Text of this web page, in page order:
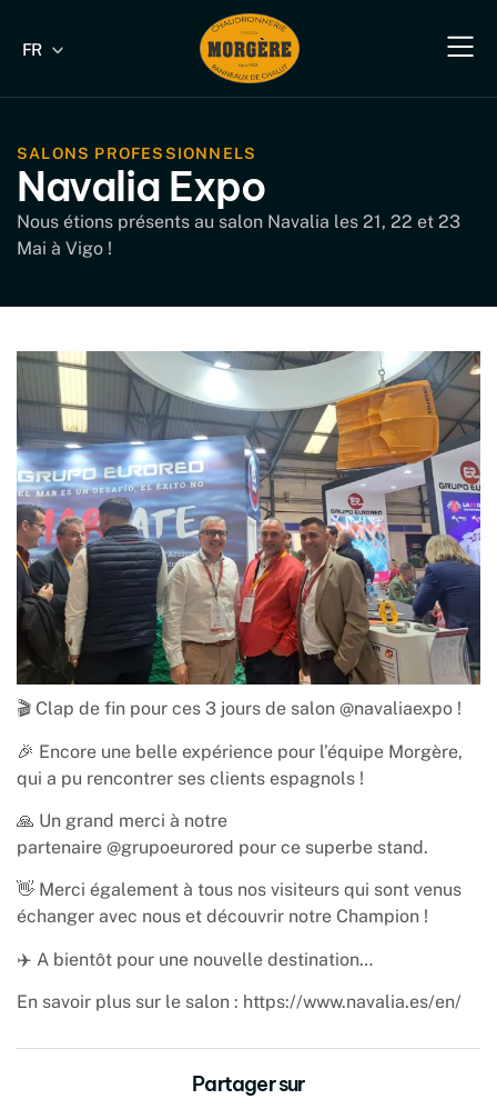
FR
EN
SALONS PROFESSIONNELS
Navalia Expo
Nous étions présents au salon Navalia les 21, 22 et 23
Mai à Vigo !
🎬 Clap de fin pour ces 3 jours de salon @navaliaexpo !
🎉 Encore une belle expérience pour l’équipe Morgère,
qui a pu rencontrer ses clients espagnols !
🙏 Un grand merci à notre
partenaire @grupoeurored pour ce superbe stand.
👋 Merci également à tous nos visiteurs qui sont venus
échanger avec nous et découvrir notre Champion !
✈️ A bientôt pour une nouvelle destination…
En savoir plus sur le salon : https://www.navalia.es/en/
Partager sur